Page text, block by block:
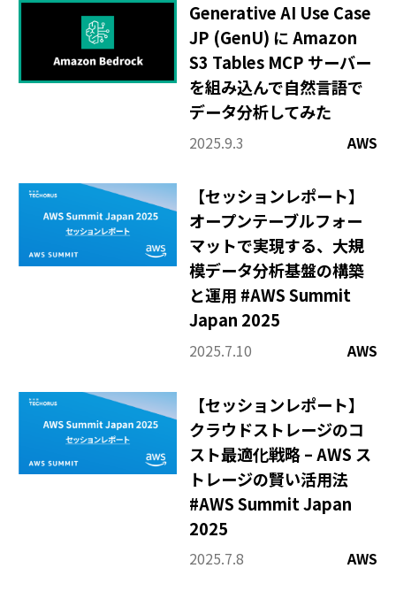
Generative AI Use Case
JP (GenU) に Amazon
S3 Tables MCP サーバー
を組み込んで自然言語で
データ分析してみた
2025.9.3 AWS
【セッションレポート】
オープンテーブルフォー
マットで実現する、大規
模データ分析基盤の構築
と運用 #AWS Summit
Japan 2025
2025.7.10 AWS
【セッションレポート】
クラウドストレージのコ
スト最適化戦略 – AWS ス
トレージの賢い活用法
#AWS Summit Japan
2025
2025.7.8 AWS